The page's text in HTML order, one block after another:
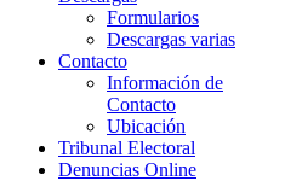
Formularios
Descargas varias
Contacto
Información de
Contacto
Ubicación
Tribunal Electoral
Denuncias Online